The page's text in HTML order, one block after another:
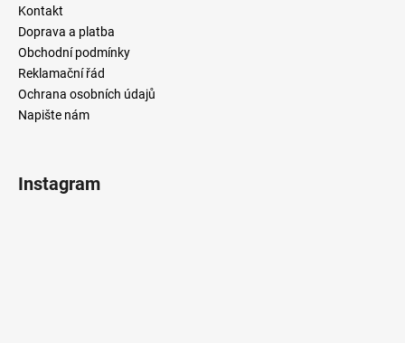
Kontakt
Doprava a platba
Obchodní podmínky
Reklamační řád
Ochrana osobních údajů
Napište nám
Instagram